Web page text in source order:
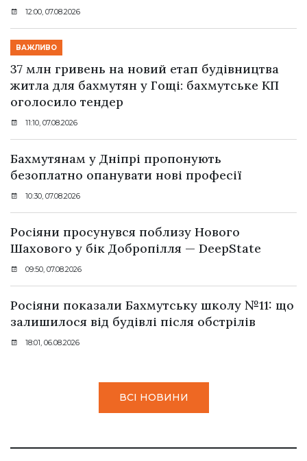
12:00, 07.08.2026
ВАЖЛИВО
37 млн гривень на новий етап будівництва
житла для бахмутян у Гощі: бахмутське КП
оголосило тендер
11:10, 07.08.2026
Бахмутянам у Дніпрі пропонують
безоплатно опанувати нові професії
10:30, 07.08.2026
Росіяни просунувся поблизу Нового
Шахового у бік Добропілля — DeepState
09:50, 07.08.2026
Росіяни показали Бахмутську школу №11: що
залишилося від будівлі після обстрілів
18:01, 06.08.2026
ВСІ НОВИНИ